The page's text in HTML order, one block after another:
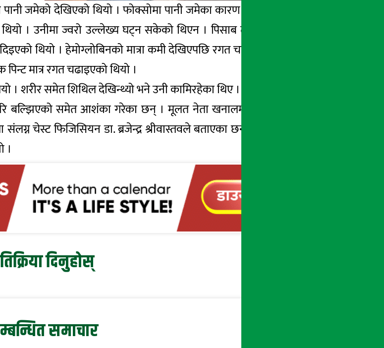
जमेको देखिएको थियो । फोक्सोमा पानी जमेका कारण अक्सिजनको कमी देखिएको
थियो । उनीमा ज्वरो उल्लेख्य घट्न सकेको थिएन । पिसाब तथा रगतमा समेत इन्फेक्सन
थियो । हेमोग्लोबिनको मात्रा कमी देखिएपछि रगत चढाइएको थियो । २ पिन्ट रगत
मात्र रगत चढाइएको थियो ।
। शरीर समेत शिथिल देखिन्थ्यो भने उनी कामिरहेका थिए । चिकित्सकहरुले कोभिड हुँदा
बल्झिएको समेत आशंका गरेका छन् । मूलत नेता खनालमा मृर्गौलाको समस्याबाट हुने
चेस्ट फिजिसियन डा. ब्रजेन्द्र श्रीवास्तवले बताएका छन् । डा. श्रीवास्तवका अनुसार
।
दिनुहोस्
समाचार